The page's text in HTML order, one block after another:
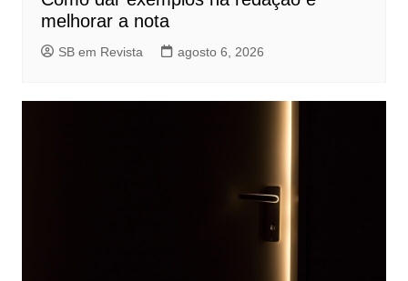
melhorar a nota
SB em Revista agosto 6, 2026